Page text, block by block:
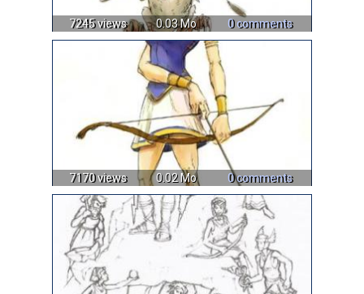
7245 views 0.03 Mo 0 comments
7170 views 0.02 Mo 0 comments